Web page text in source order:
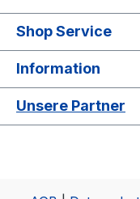
Shop Service
Information
Unsere Partner